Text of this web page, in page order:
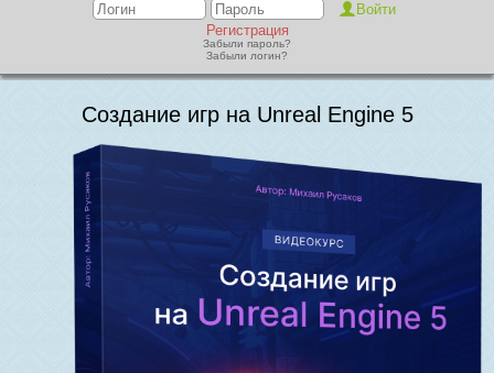
Регистрация
Забыли пароль?
Забыли логин?
Создание игр на Unreal Engine 5